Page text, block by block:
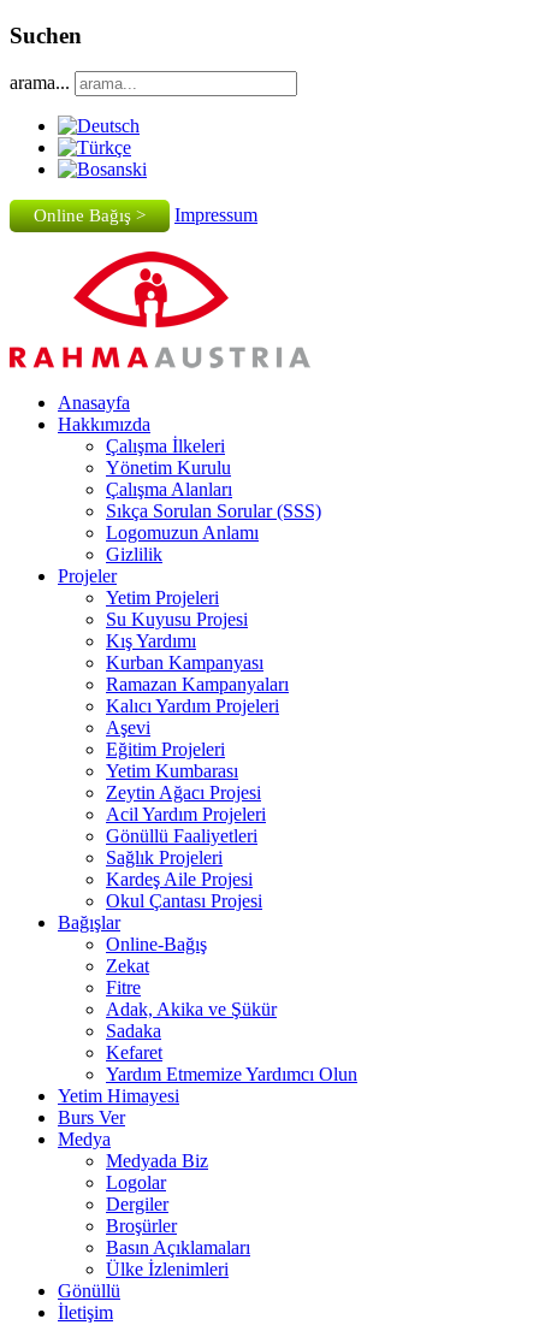
Suchen
arama...
Online Bağış > Impressum
Anasayfa
Hakkımızda
Çalışma İlkeleri
Yönetim Kurulu
Çalışma Alanları
Sıkça Sorulan Sorular (SSS)
Logomuzun Anlamı
Gizlilik
Projeler
Yetim Projeleri
Su Kuyusu Projesi
Kış Yardımı
Kurban Kampanyası
Ramazan Kampanyaları
Kalıcı Yardım Projeleri
Aşevi
Eğitim Projeleri
Yetim Kumbarası
Zeytin Ağacı Projesi
Acil Yardım Projeleri
Gönüllü Faaliyetleri
Sağlık Projeleri
Kardeş Aile Projesi
Okul Çantası Projesi
Bağışlar
Online-Bağış
Zekat
Fitre
Adak, Akika ve Şükür
Sadaka
Kefaret
Yardım Etmemize Yardımcı Olun
Yetim Himayesi
Burs Ver
Medya
Medyada Biz
Logolar
Dergiler
Broşürler
Basın Açıklamaları
Ülke İzlenimleri
Gönüllü
İletişim